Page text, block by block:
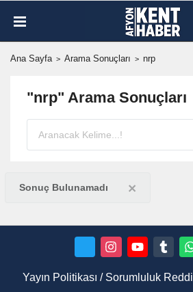
Ana Sayfa Arama Sonuçları nrp
"nrp" Arama Sonuçları
Sonuç Bulunamadı ×
Yayın Politikası / Sorumluluk Reddi